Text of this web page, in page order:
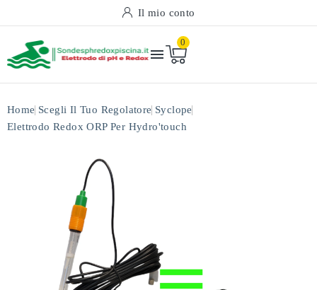
Il mio conto

0
Home Scegli Il Tuo Regolatore Syclope
Elettrodo Redox ORP Per Hydro'touch